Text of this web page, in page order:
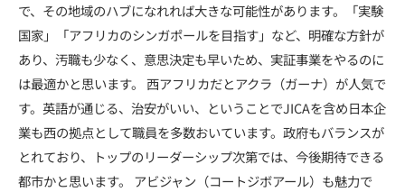
で、その地域のハブになれれば大きな可能性があります。「実験
国家」「アフリカのシンガポールを目指す」など、明確な方針が
あり、汚職も少なく、意思決定も早いため、実証事業をやるのに
は最適かと思います。 西アフリカだとアクラ（ガーナ）が人気で
す。英語が通じる、治安がいい、ということでJICAを含め日本企
業も西の拠点として職員を多数おいています。政府もバランスが
とれており、トップのリーダーシップ次第では、今後期待できる
都市かと思います。 アビジャン（コートジボアール）も魅力で